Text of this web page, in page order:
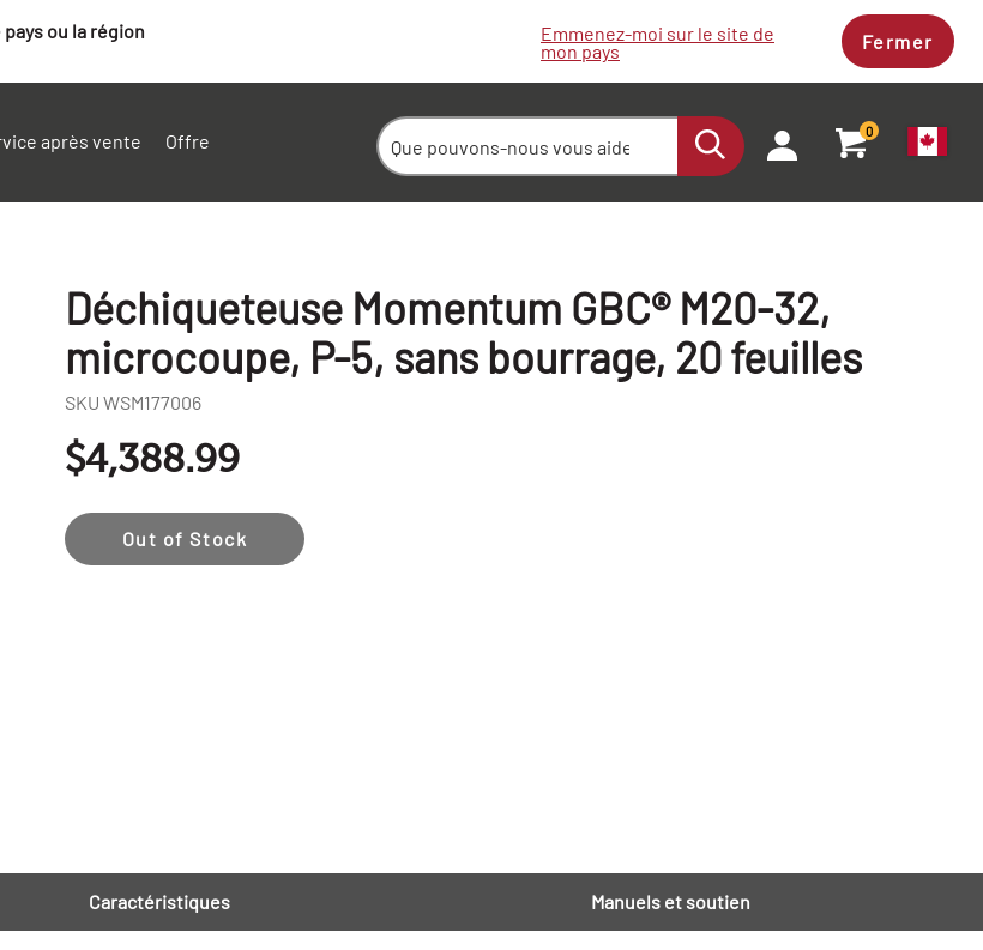
ou la région
Emmenez-moi sur le site de
mon pays Fermer
après vente Offre 0
Déchiqueteuse Momentum GBC® M20-32,
microcoupe, P-5, sans bourrage, 20 feuilles
SKU WSM177006
$4,388.99
Out of Stock
Caractéristiques Manuels et soutien